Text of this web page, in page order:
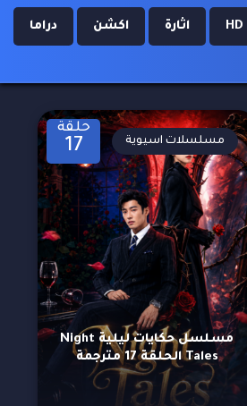
اثارة اكشن دراما
حلقة
17
مسلسل حكايات ليلية Night
Tales الحلقة 17 مترجمة
مسلسلات اسيوية